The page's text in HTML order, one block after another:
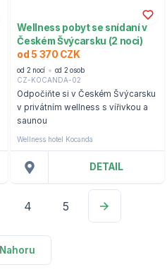
Wellness pobyt se snídaní v
Českém Švýcarsku (2 noci)
od 5 370 CZK
od 2 nocí
od 2 osob
CZ-KOCANDA-02
Odpočiňte si v Českém Švýcarsku
v privátním wellness s vířivkou a
saunou
Wellness hotel Kocanda
DETAIL
4 5
Nahoru